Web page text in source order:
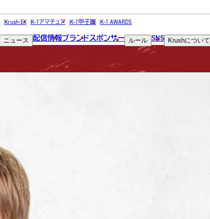
Krush-EX K-1アマチュア K-1甲子園 K-1 AWARDS
ニュース 配信情報ブランドスポンサー ルール SNS Krushについて
FIGHTER